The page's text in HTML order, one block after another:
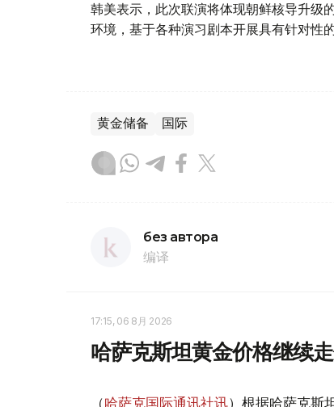
韩美表示，此次联演将体现朝鲜核导升级
环境，基于各种演习剧本开展具有针对性
黄金储备 国际
без автора
编译
17:15, 06 8月 2026
哈萨克斯坦黄金价格继续
（哈萨克国际通讯社讯）根据哈萨克斯